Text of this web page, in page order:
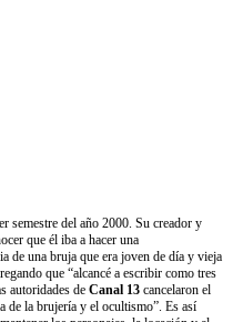
semestre del año 2000. Su creador y
que él iba a hacer una
de una bruja que era joven de día y vieja
que “alcancé a escribir como tres
autoridades de Canal 13 cancelaron el
de la brujería y el ocultismo”. Es así